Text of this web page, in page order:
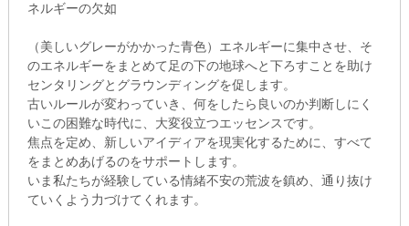
ネルギーの欠如
（美しいグレーがかかった青色）エネルギーに集中させ、そ
のエネルギーをまとめて足の下の地球へと下ろすことを助け
センタリングとグラウンディングを促します。
古いルールが変わっていき、何をしたら良いのか判断しにく
いこの困難な時代に、大変役立つエッセンスです。
焦点を定め、新しいアイディアを現実化するために、すべて
をまとめあげるのをサポートします。
いま私たちが経験している情緒不安の荒波を鎮め、通り抜け
ていくよう力づけてくれます。